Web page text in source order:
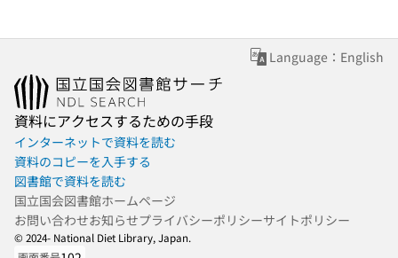
Language：English
資料にアクセスするための手段
インターネットで資料を読む
資料のコピーを入手する
図書館で資料を読む
国立国会図書館ホームページ
お問い合わせお知らせプライバシーポリシーサイトポリシー
© 2024- National Diet Library, Japan.